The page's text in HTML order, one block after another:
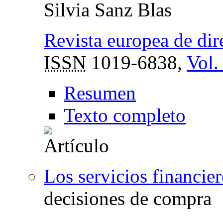
Silvia Sanz Blas
Revista europea de
ISSN 1019-6838, Vol.
Resumen
Texto completo
Los servicios
decisiones de compra